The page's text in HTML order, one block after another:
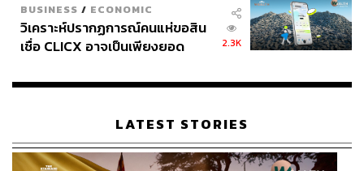
BUSINESS / ECONOMIC
วิเคราะห์ปรากฏการณ์คนแห่ขอสิน
เชื่อ CLICX อาจเป็นเพียงยอด
เรือนไทยที่ถูกซุกไว้
2.3K
LATEST STORIES